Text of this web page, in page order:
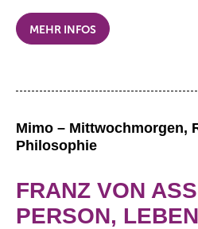
MEHR INFOS
Mimo – Mittwochmorgen,
Philosophie
FRANZ VON
PERSON,